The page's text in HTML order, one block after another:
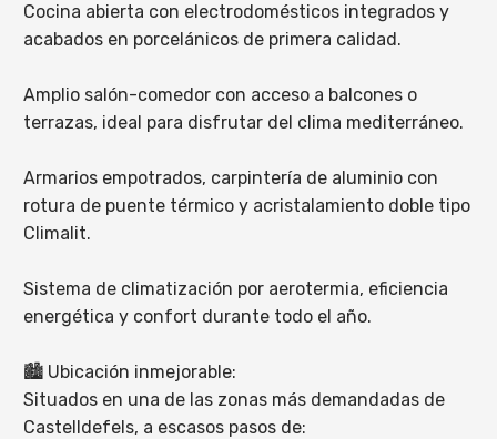
Cocina abierta con electrodomésticos integrados y
acabados en porcelánicos de primera calidad.
Amplio salón-comedor con acceso a balcones o
terrazas, ideal para disfrutar del clima mediterráneo.
Armarios empotrados, carpintería de aluminio con
rotura de puente térmico y acristalamiento doble tipo
Climalit.
Sistema de climatización por aerotermia, eficiencia
energética y confort durante todo el año.
🏙️ Ubicación inmejorable:
Situados en una de las zonas más demandadas de
Castelldefels, a escasos pasos de: